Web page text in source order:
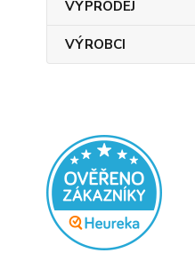
VÝPRODEJ
VÝROBCI